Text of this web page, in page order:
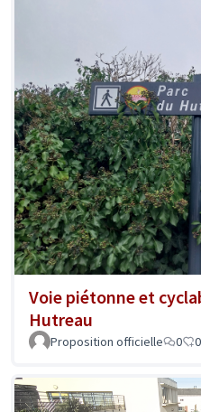
Voie piétonne et
Hutreau
Proposition officielle 0 0